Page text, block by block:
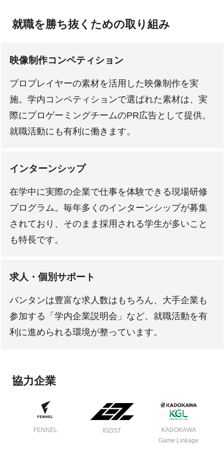
就職を勝ち抜くための取り組み
映像制作コンペティション
プロプレイヤーの素材を活用した映像制作を実
施。学内コンペティションで選ばれた素材は、実
際にプロゲーミングチームのPR広告として提供。
就職活動にも有利に働きます。
インターンシップ
在学中に実際の企業で仕事を体験できる現場研修
プログラム。毎年多くのインターンシップが募集
されており、そのまま採用される学生が多いこと
も特長です。
求人・個別サポート
バンタンは豊富な求人数はもちろん、大手企業も
参加する「学内企業説明会」など、就職活動を有
利に進められる環境が整っています。
協力企業
FENNEL IGZIST
KADOKAWA
Game Linkage